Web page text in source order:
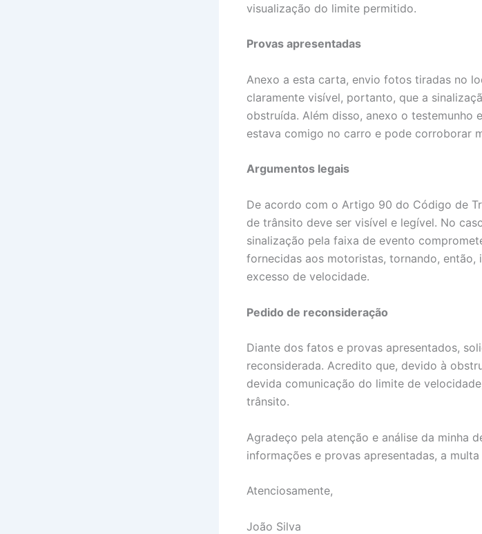
visualização do limite permitido.
Provas apresentadas
Anexo a esta carta, envio fotos tiradas no
claramente visível, portanto, que a
obstruída. Além disso, anexo o testemunho
estava comigo no carro e pode corroborar
Argumentos legais
De acordo com o Artigo 90 do Código de
de trânsito deve ser visível e legível. No
sinalização pela faixa de evento
fornecidas aos motoristas, tornando,
excesso de velocidade.
Pedido de reconsideração
Diante dos fatos e provas apresentados,
reconsiderada. Acredito que, devido à
devida comunicação do limite de
trânsito.
Agradeço pela atenção e análise da minha
informações e provas apresentadas, a multa
Atenciosamente,
João Silva